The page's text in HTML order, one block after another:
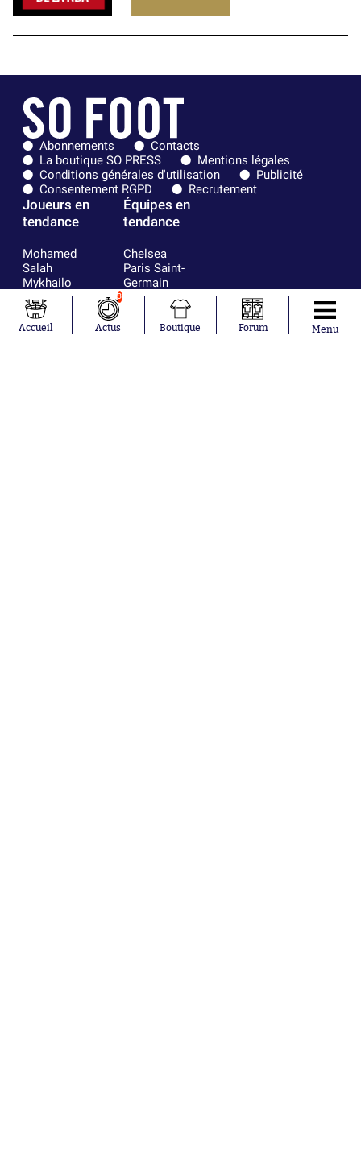
Abonnements
Contacts
La boutique SO PRESS
Mentions légales
Conditions générales d'utilisation
Publicité
Consentement RGPD
Recrutement
Joueurs en
tendance
Mohamed
Salah
Mykhailo
Mudryk
Neymar
Khalis Merah
Équipes en
tendance
Chelsea
Paris Saint-
Germain
Bordeaux
Olympique
lyonnais
Accueil
8
Actus Boutique Forum Menu